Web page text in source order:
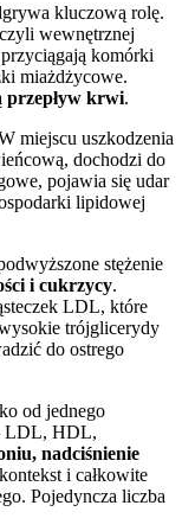
kluczową rolę.
wewnętrznej
komórki
miażdżycowe.
przepływ krwi.
miejscu uszkodzenia
dochodzi do
pojawia się udar
lipidowej
stężenie
i cukrzycy.
LDL, które
trójglicerydy
do ostrego
od jednego
LDL, HDL,
nadciśnienie
i całkowite
Pojedyncza liczba